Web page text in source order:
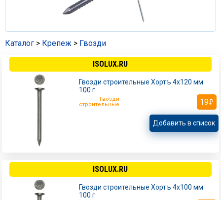
Каталог > Крепеж > Гвозди
ISOLUX.RU
Гвозди строительные Хортъ 4х120 мм
100 г
Гвозди
строительные
19
Добавить в список
ISOLUX.RU
Гвозди строительные Хортъ 4х100 мм
100 г